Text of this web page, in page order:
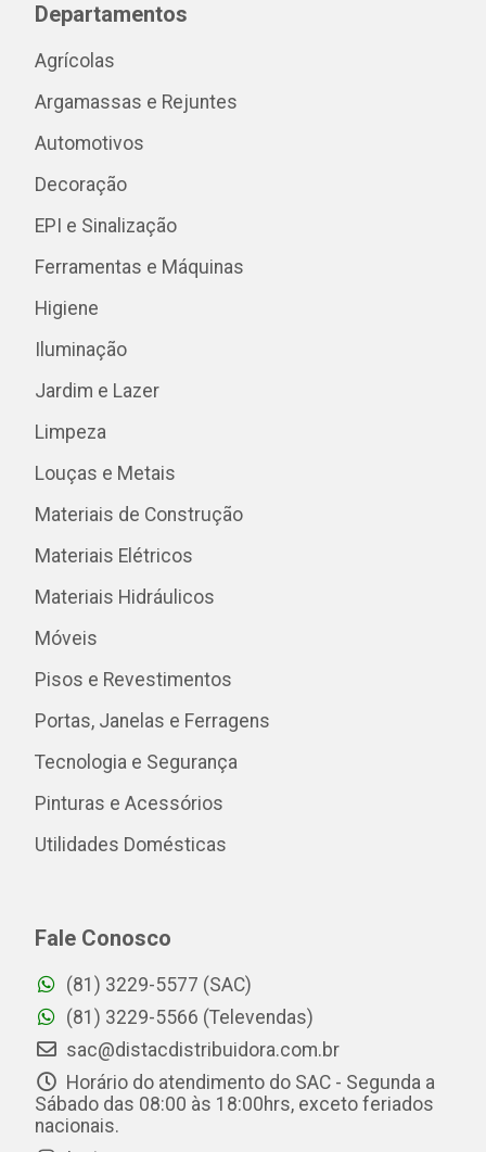
Departamentos
Agrícolas
Argamassas e Rejuntes
Automotivos
Decoração
EPI e Sinalização
Ferramentas e Máquinas
Higiene
Iluminação
Jardim e Lazer
Limpeza
Louças e Metais
Materiais de Construção
Materiais Elétricos
Materiais Hidráulicos
Móveis
Pisos e Revestimentos
Portas, Janelas e Ferragens
Tecnologia e Segurança
Pinturas e Acessórios
Utilidades Domésticas
Fale Conosco
(81) 3229-5577 (SAC)
(81) 3229-5566 (Televendas)
sac@distacdistribuidora.com.br
Horário do atendimento do SAC - Segunda a
Sábado das 08:00 às 18:00hrs, exceto feriados
nacionais.